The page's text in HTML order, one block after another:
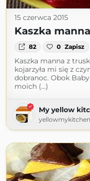
15 czerwca 2015
Kaszka
82 0 Zapisz
Kaszka manna z
kojarzyła mi się z
dobranoc. Obok
moich (...)
My yellow